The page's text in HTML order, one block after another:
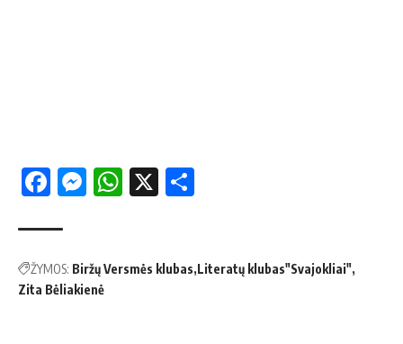
Facebook
Messenger
WhatsApp
X
ŽYMOS: Biržų Versmės klubas Literatų klubas"Svajokliai"
Zita Bėliakienė